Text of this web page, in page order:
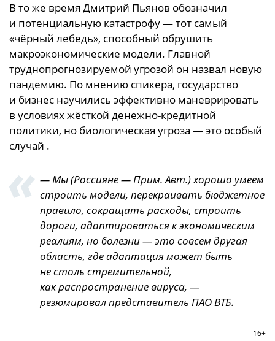
В то же время Дмитрий Пьянов обозначил
и потенциальную катастрофу — тот самый
«чёрный лебедь», способный обрушить
макроэкономические модели. Главной
труднопрогнозируемой угрозой он назвал новую
пандемию. По мнению спикера, государство
и бизнес научились эффективно маневрировать
в условиях жёсткой денежно-кредитной
политики, но биологическая угроза — это особый
случай .
— Мы (Россияне — Прим. Авт.) хорошо умеем
строить модели, перекраивать бюджетное
правило, сокращать расходы, строить
дороги, адаптироваться к экономическим
реалиям, но болезни — это совсем другая
область, где адаптация может быть
не столь стремительной,
как распространение вируса, —
резюмировал представитель ПАО ВТБ.
16+